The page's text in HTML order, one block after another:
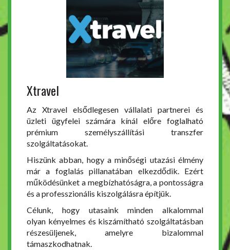
Xtravel
Az Xtravel elsődlegesen vállalati partnerei és
üzleti ügyfelei számára kínál előre foglalható
prémium személyszállítási transzfer
szolgáltatásokat.
Hiszünk abban, hogy a minőségi utazási élmény
már a foglalás pillanatában elkezdődik. Ezért
működésünket a megbízhatóságra, a pontosságra
és a professzionális kiszolgálásra építjük.
Célunk, hogy utasaink minden alkalommal
olyan kényelmes és kiszámítható szolgáltatásban
részesüljenek, amelyre bizalommal
támaszkodhatnak.